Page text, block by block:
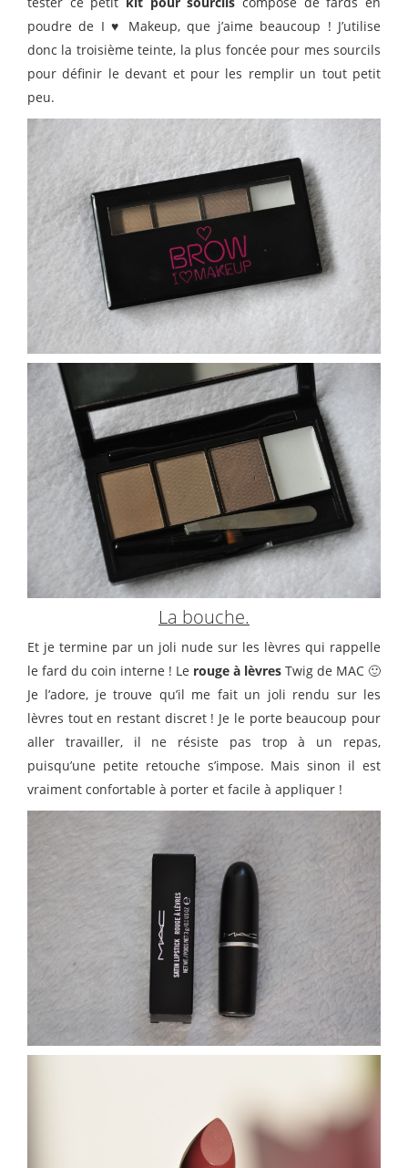
poudre de I ♥ Makeup, que j’aime beaucoup ! J’utilise
donc la troisième teinte, la plus foncée pour mes sourcils
pour définir le devant et pour les remplir un tout petit
peu.
La bouche.
Et je termine par un joli nude sur les lèvres qui rappelle
le fard du coin interne ! Le rouge à lèvres Twig de MAC 🙂
Je l’adore, je trouve qu’il me fait un joli rendu sur les
lèvres tout en restant discret ! Je le porte beaucoup pour
aller travailler, il ne résiste pas trop à un repas,
puisqu’une petite retouche s’impose. Mais sinon il est
vraiment confortable à porter et facile à appliquer !